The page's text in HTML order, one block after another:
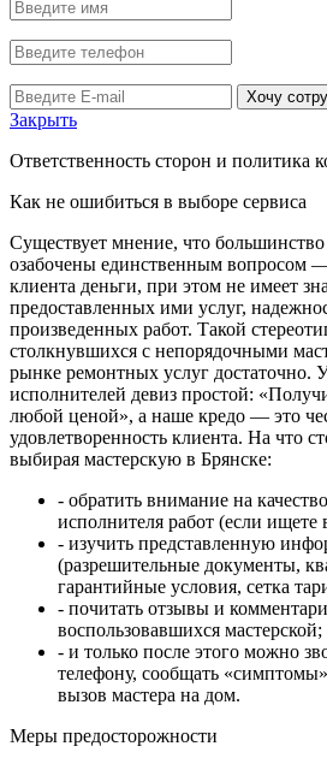
Хочу
Закрыть
Ответственность сторон и политика
Как не ошибиться в выборе сервиса
Существует мнение, что
озабочены единственным вопросом
клиента деньги, при этом не имеет
предоставленных ими услуг,
произведенных работ. Такой
столкнувшихся с непорядочными
рынке ремонтных услуг достаточно.
исполнителей девиз простой:
любой ценой», а наше кредо — это
удовлетворенность клиента. На что
выбирая мастерскую в Брянске:
- обратить внимание на
исполнителя работ (если ищете
- изучить представленную
(разрешительные документы,
гарантийные условия, сетка
- почитать отзывы и
воспользовавшихся мастерской;
- и только после этого можно
телефону, сообщать
вызов мастера на дом.
Меры предосторожности